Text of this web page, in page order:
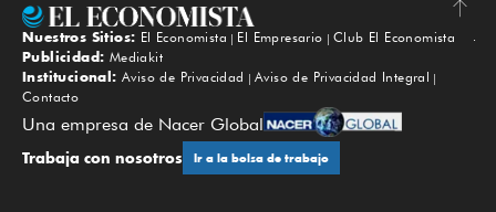
Subir
Nuestros Sitios: El Economista El Empresario
Club El Economista
Publicidad: Mediakit
Institucional: Aviso de Privacidad
Aviso de Privacidad Integral
Contacto
Una empresa de Nacer Global
Trabaja con nosotros Ir a la bolsa de trabajo